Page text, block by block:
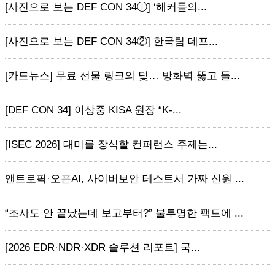
[사진으로 보는 DEF CON 34ⓛ] ‘해커들의...
[사진으로 보는 DEF CON 34②] 한국팀 데프...
[카드뉴스] 무료 선물 링크의 덫… 방화벽 뚫고 들...
[DEF CON 34] 이상중 KISA 원장 “K-...
[ISEC 2026] 대미를 장식할 컨퍼런스 주제는...
앤트로픽·오픈AI, 사이버보안 테스트서 가짜 신원 ...
“조사도 안 끝났는데 보고부터?” 불투명한 팩트에 ...
[2026 EDR·NDR·XDR 솔루션 리포트] 국...